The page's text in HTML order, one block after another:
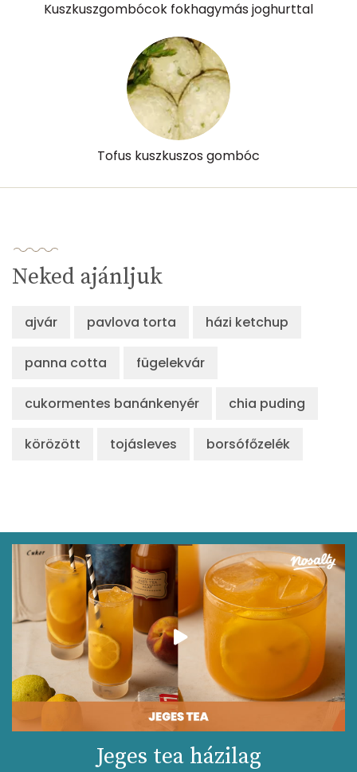
Kuszkuszgombócok fokhagymás joghurttal
Tofus kuszkuszos gombóc
Neked ajánljuk
ajvár pavlova torta házi ketchup
panna cotta fügelekvár
cukormentes banánkenyér chia puding
körözött tojásleves borsófőzelék
Jeges tea házilag